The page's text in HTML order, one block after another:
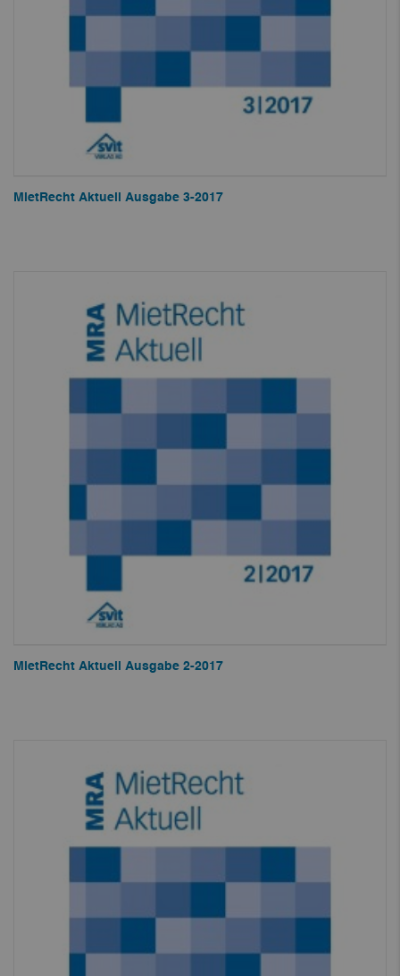
MietRecht Aktuell Ausgabe 3-2017
MietRecht Aktuell Ausgabe 2-2017